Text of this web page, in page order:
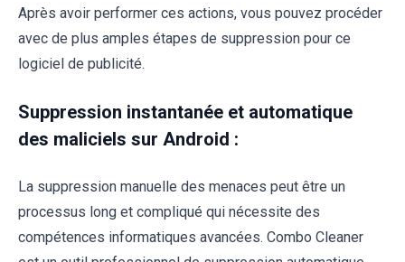
Après avoir performer ces actions, vous pouvez procéder
avec de plus amples étapes de suppression pour ce
logiciel de publicité.
Suppression instantanée et automatique
des maliciels sur Android :
La suppression manuelle des menaces peut être un
processus long et compliqué qui nécessite des
compétences informatiques avancées. Combo Cleaner